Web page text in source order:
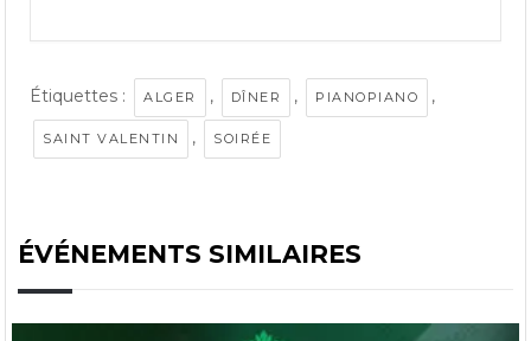
Étiquettes : ALGER , DÎNER , PIANOPIANO ,
SAINT VALENTIN , SOIRÉE
ÉVÉNEMENTS SIMILAIRES